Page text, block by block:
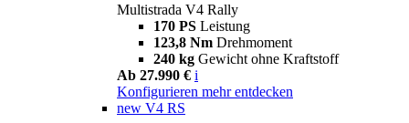
Multistrada V4 Rally
170 PS Leistung
123,8 Nm Drehmoment
240 kg Gewicht ohne Kraftstoff
Ab 27.990 € i
Konfigurieren mehr entdecken
new V4 RS